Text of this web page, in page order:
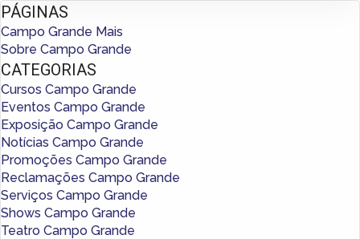
PÁGINAS
Campo Grande Mais
Sobre Campo Grande
CATEGORIAS
Cursos Campo Grande
Eventos Campo Grande
Exposição Campo Grande
Notícias Campo Grande
Promoções Campo Grande
Reclamações Campo Grande
Serviços Campo Grande
Shows Campo Grande
Teatro Campo Grande